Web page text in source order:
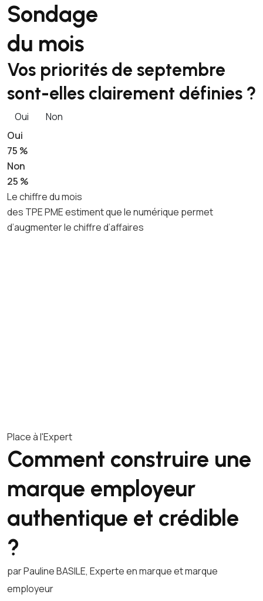
Sondage
du mois
Vos priorités de septembre
sont-elles clairement définies ?
Oui
Non
Oui
75 %
Non
25 %
Le chiffre du mois
des TPE PME estiment que le numérique permet
d’augmenter le chiffre d’affaires
Place à l'Expert
Comment construire une
marque employeur
authentique et crédible
?
par Pauline BASILE, Experte en marque et marque
employeur